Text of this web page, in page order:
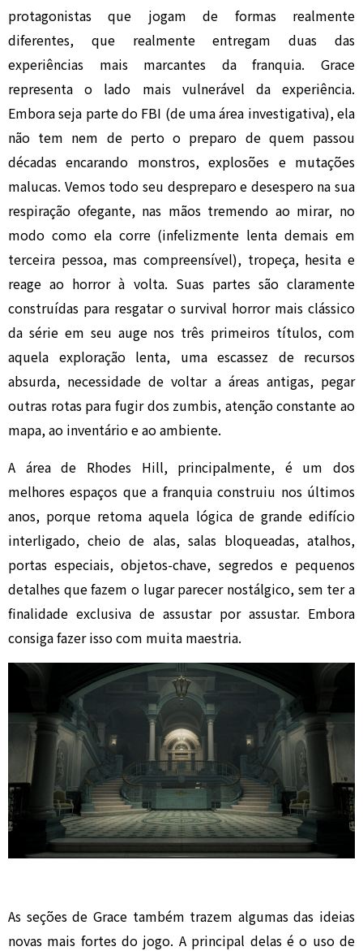
protagonistas que jogam de formas realmente
diferentes, que realmente entregam duas das
experiências mais marcantes da franquia. Grace
representa o lado mais vulnerável da experiência.
Embora seja parte do FBI (de uma área investigativa), ela
não tem nem de perto o preparo de quem passou
décadas encarando monstros, explosões e mutações
malucas. Vemos todo seu despreparo e desespero na sua
respiração ofegante, nas mãos tremendo ao mirar, no
modo como ela corre (infelizmente lenta demais em
terceira pessoa, mas compreensível), tropeça, hesita e
reage ao horror à volta. Suas partes são claramente
construídas para resgatar o survival horror mais clássico
da série em seu auge nos três primeiros títulos, com
aquela exploração lenta, uma escassez de recursos
absurda, necessidade de voltar a áreas antigas, pegar
outras rotas para fugir dos zumbis, atenção constante ao
mapa, ao inventário e ao ambiente.
A área de Rhodes Hill, principalmente, é um dos
melhores espaços que a franquia construiu nos últimos
anos, porque retoma aquela lógica de grande edifício
interligado, cheio de alas, salas bloqueadas, atalhos,
portas especiais, objetos-chave, segredos e pequenos
detalhes que fazem o lugar parecer nostálgico, sem ter a
finalidade exclusiva de assustar por assustar. Embora
consiga fazer isso com muita maestria.
As seções de Grace também trazem algumas das ideias
novas mais fortes do jogo. A principal delas é o uso de